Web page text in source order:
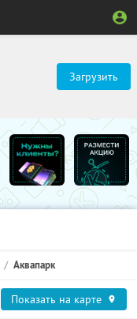
Загрузить
Аквапарк
Показать на карте